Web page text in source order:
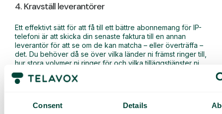
Consent Details
4. Kravställ leverantörer
Ett effektivt sätt för att få till ett bättre abonnemang för IP-
telefoni är att skicka din senaste faktura till en annan
leverantör för att se om de kan matcha – eller överträffa –
det. Du behöver då se över vilka länder ni främst ringer till,
hur stora volymer ni ringer för och vilka tilläggstjänster ni
betalar för i dagsläget, som talsvar exempelvis.